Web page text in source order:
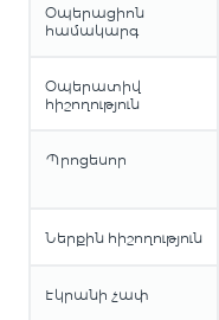
Օպերացիոն
համակարգ
Օպերատիվ
հիշողություն
Պրոցեսոր
Ներքին հիշողություն
Էկրանի չափ